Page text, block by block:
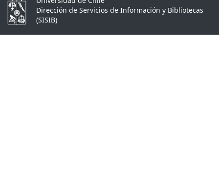
Dirección de Servicios de Información y Bibliotecas
(SISIB)